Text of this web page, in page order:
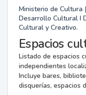
Ministerio de Cultura
Desarrollo Cultural I
Cultural y Creativo.
Espacios
Listado de espacios
independientes
Incluye bares,
disquerías, espacios